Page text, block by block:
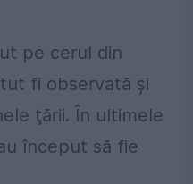
pe cerul din
fi observată şi
ţării. În ultimele
început să fie